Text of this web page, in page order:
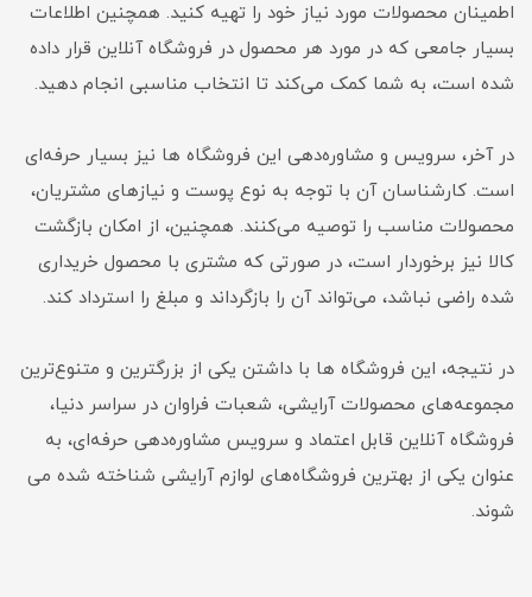
اطمینان محصولات مورد نیاز خود را تهیه کنید. همچنین اطلاعات
بسیار جامعی که در مورد هر محصول در فروشگاه آنلاین قرار داده
شده است، به شما کمک می‌کند تا انتخاب مناسبی انجام دهید.
در آخر، سرویس و مشاوره‌دهی این فروشگاه ها نیز بسیار حرفه‌ای
است. کارشناسان آن با توجه به نوع پوست و نیازهای مشتریان،
محصولات مناسب را توصیه می‌کنند. همچنین، از امکان بازگشت
کالا نیز برخوردار است، در صورتی که مشتری با محصول خریداری
شده راضی نباشد، می‌تواند آن را بازگرداند و مبلغ را استرداد کند.
در نتیجه، این فروشگاه ها با داشتن یکی از بزرگترین و متنوع‌ترین
مجموعه‌های محصولات آرایشی، شعبات فراوان در سراسر دنیا،
فروشگاه آنلاین قابل اعتماد و سرویس مشاوره‌دهی حرفه‌ای، به
عنوان یکی از بهترین فروشگاه‌های لوازم آرایشی شناخته شده می
شوند.